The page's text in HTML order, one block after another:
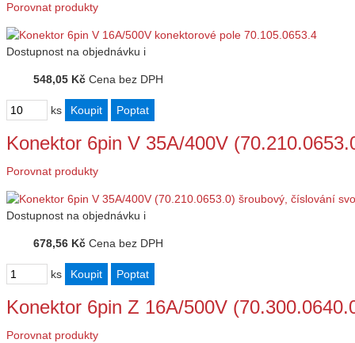
Porovnat produkty
Dostupnost na objednávku i
548,05 Kč Cena bez DPH
ks
Konektor 6pin V 35A/400V
Porovnat produkty
Dostupnost na objednávku i
678,56 Kč Cena bez DPH
ks
Konektor 6pin Z 16A/500V
Porovnat produkty